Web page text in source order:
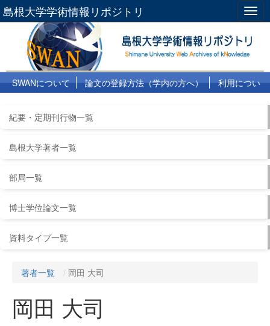
島根大学学術情報リポジトリ
SWANについて 論文の登録方法（学内の方へ）
利用につい
紀要・定期刊行物一覧
島根大学著者一覧
部局一覧
博士学位論文一覧
資料タイプ一覧
著者一覧 岡田 大司
岡田 大司